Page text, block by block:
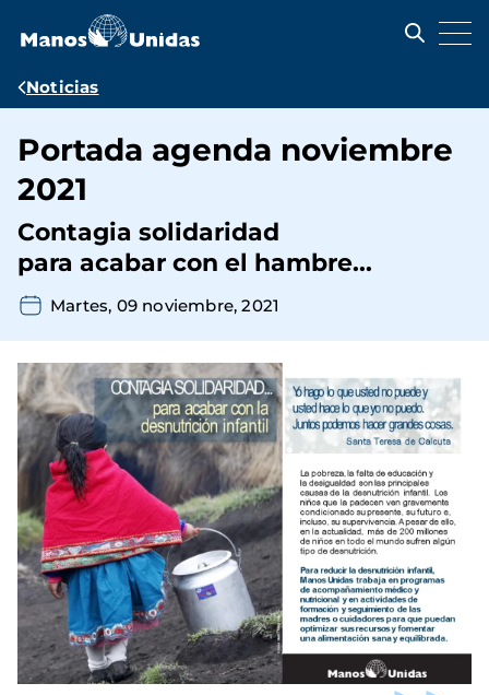
contenido
Ruta
navegación
Noticias
Portada agenda noviembre
2021
Contagia solidaridad
para acabar con el hambre...
Martes, 09 noviembre, 2021